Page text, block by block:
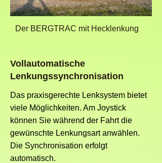
Der BERGTRAC mit Hecklenkung
Vollautomatische
Lenkungssynchronisation
Das praxisgerechte Lenksystem bietet
viele Möglichkeiten. Am Joystick
können Sie während der Fahrt die
gewünschte Lenkungsart anwählen.
Die Synchronisation erfolgt
automatisch.